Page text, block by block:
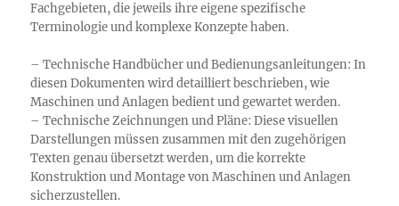
Fachgebieten, die jeweils ihre eigene spezifische
Terminologie und komplexe Konzepte haben.
– Technische Handbücher und Bedienungsanleitungen: In
diesen Dokumenten wird detailliert beschrieben, wie
Maschinen und Anlagen bedient und gewartet werden.
– Technische Zeichnungen und Pläne: Diese visuellen
Darstellungen müssen zusammen mit den zugehörigen
Texten genau übersetzt werden, um die korrekte
Konstruktion und Montage von Maschinen und Anlagen
sicherzustellen.